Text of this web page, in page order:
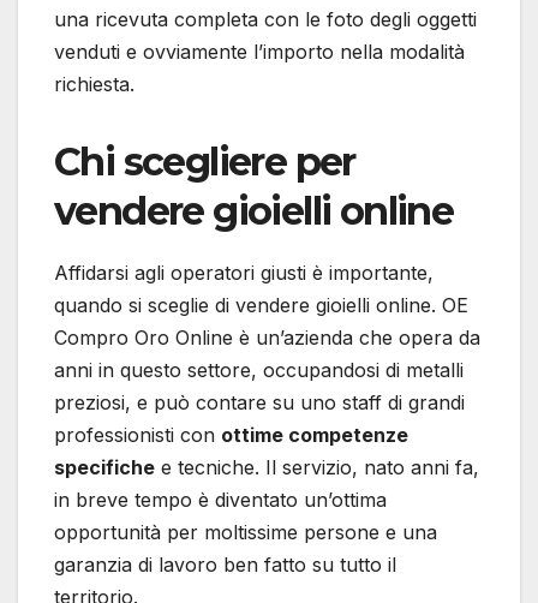
una ricevuta completa con le foto degli oggetti
venduti e ovviamente l’importo nella modalità
richiesta.
Chi scegliere per
vendere gioielli online
Affidarsi agli operatori giusti è importante,
quando si sceglie di vendere gioielli online. OE
Compro Oro Online è un’azienda che opera da
anni in questo settore, occupandosi di metalli
preziosi, e può contare su uno staff di grandi
professionisti con ottime competenze
specifiche e tecniche. Il servizio, nato anni fa,
in breve tempo è diventato un’ottima
opportunità per moltissime persone e una
garanzia di lavoro ben fatto su tutto il
territorio.